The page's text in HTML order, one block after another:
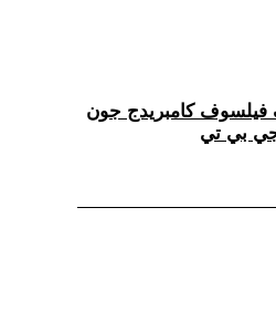
فيلسوف كامبريدج جون
بي تي